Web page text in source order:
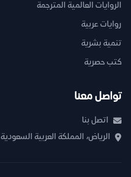
الروايات العالمية المترجمة
روايات عربية
تنمية بشرية
كتب حصرية
تواصل معنا
اتصل بنا
الرياض، المملكة العربية السعودية